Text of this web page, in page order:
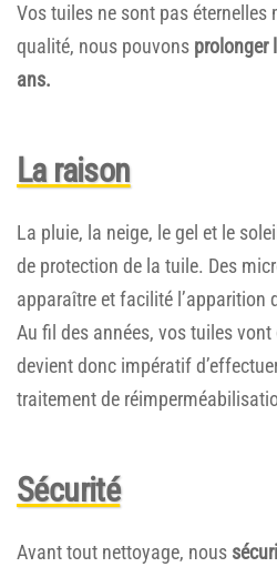
Vos tuiles ne sont pas éternelles
qualité, nous pouvons prolonger
ans.
La raison
La pluie, la neige, le gel et le
de protection de la tuile. Des
apparaître et facilité l’apparition
Au fil des années, vos tuiles vont
devient donc impératif
traitement de
Sécurité
Avant tout nettoyage, nous